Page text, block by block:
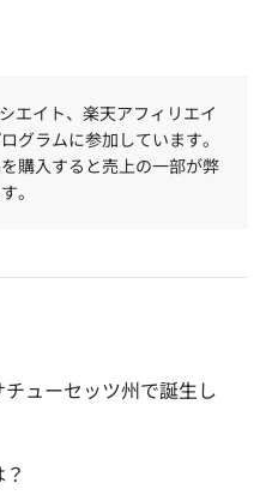
エイト、楽天アフィリエイ
グラムに参加しています。
購入すると売上の一部が弊
。
ューセッツ州で誕生し